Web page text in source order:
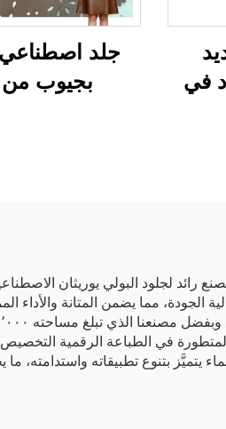
في
جلد
بجيوب من
الجودة، مما يضمن المتانة
المتطورة في الطباعة الرقمية
يتميَّز بتنوع تطبيقاته واستدامته،